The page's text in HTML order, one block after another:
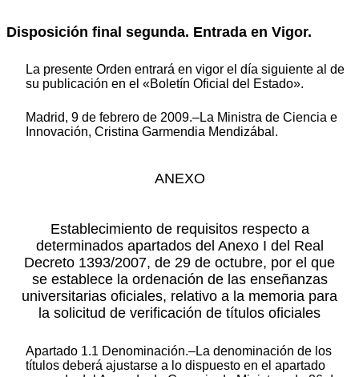
Disposición final segunda. Entrada en Vigor.
La presente Orden entrará en vigor el día siguiente al de
su publicación en el «Boletín Oficial del Estado».
Madrid, 9 de febrero de 2009.–La Ministra de Ciencia e
Innovación, Cristina Garmendia Mendizábal.
ANEXO
Establecimiento de requisitos respecto a
determinados apartados del Anexo I del Real
Decreto 1393/2007, de 29 de octubre, por el que
se establece la ordenación de las enseñanzas
universitarias oficiales, relativo a la memoria para
la solicitud de verificación de títulos oficiales
Apartado 1.1 Denominación.–La denominación de los
títulos deberá ajustarse a lo dispuesto en el apartado